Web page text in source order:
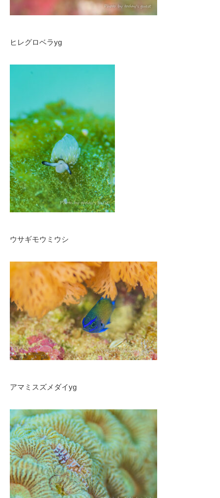
ヒレグロベラyg
ウサギモウミウシ
アマミスズメダイyg